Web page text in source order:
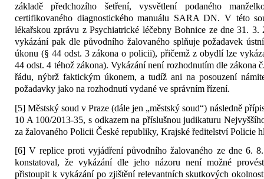
základě předchozího šetření, vysvětlení podaného
certifikovaného diagnostického manuálu SARA DN. V této
lékařskou zprávu z Psychiatrické léčebny Bohnice ze dne 31. 3.
vykázání pak dle původního žalovaného splňuje požadavek
úkonu (§ 44 odst. 3 zákona o policii), přičemž z obydlí lze
44 odst. 4 téhož zákona). Vykázání není rozhodnutím dle zákona
řádu, nýbrž faktickým úkonem, a tudíž ani na posouzení
požadavky jako na rozhodnutí vydané ve správním řízení.
[5] Městský soud v Praze (dále jen „městský soud“) následně
10 A 100/2013-35, s odkazem na příslušnou judikaturu
za žalovaného Policii České republiky, Krajské ředitelství Policie
[6] V replice proti vyjádření původního žalovaného ze dne 6.
konstatoval, že vykázání dle jeho názoru není možné
přistoupit k vykázání po zjištění relevantních skutkových